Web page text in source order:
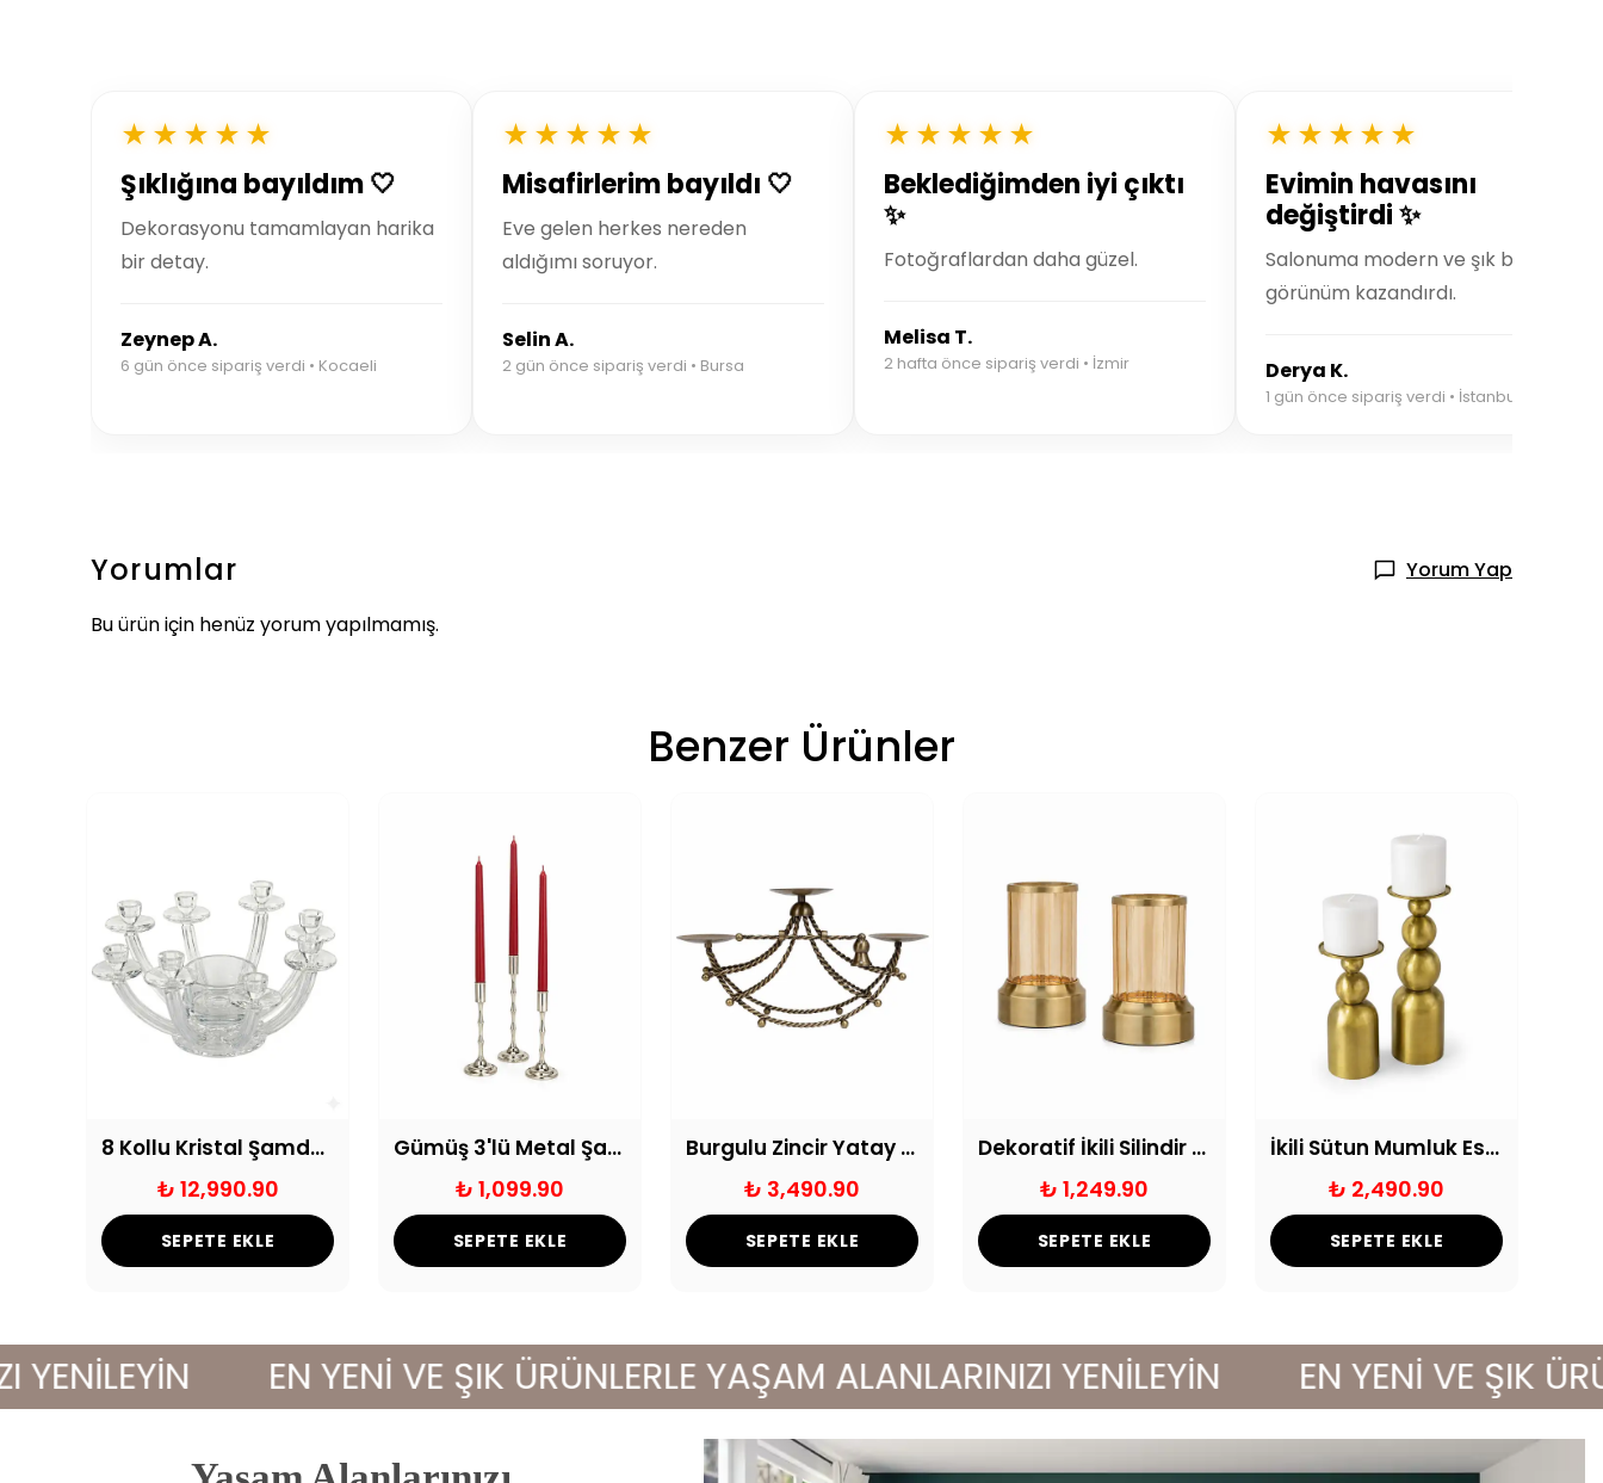
★★★★★
Şıklığına bayıldım 🤍
Dekorasyonu tamamlayan harika
bir detay.
Zeynep A.
6 gün önce sipariş verdi • Kocaeli
★★★★★
Misafirlerim bayıldı 🤍
Eve gelen herkes nereden
aldığımı soruyor.
Selin A.
2 gün önce sipariş verdi • Bursa
★★★★★
Beklediğimden iyi çıktı
✨
Fotoğraflardan daha güzel.
Melisa T.
2 hafta önce sipariş verdi • İzmir
★★★★★
Evimin havasını
değiştirdi ✨
Salonuma modern ve şık bir
görünüm kazandırdı.
Derya K.
1 gün önce sipariş verdi • İstanbul
Yorumlar
Yorum Yap
Bu ürün için henüz yorum yapılmamış.
Benzer Ürünler
8 Kollu Kristal Şamdan Şeffaf
₺ 12,990.90
SEPETE EKLE
Gümüş 3'lü Metal Şamdan Seti
₺ 1,099.90
SEPETE EKLE
Burgulu Zincir Yatay Üçlü Mumluk Eskitme
₺ 3,490.90
SEPETE EKLE
Dekoratif İkili Silindir Mumluk Eskitme
₺ 1,249.90
SEPETE EKLE
İkili Sütun Mumluk Eskitme
₺ 2,490.90
SEPETE EKLE
EN YENİ VE ŞIK ÜRÜNLERLE YAŞAM ALANLARINIZI YENİLEYİN EN YENİ VE ŞIK